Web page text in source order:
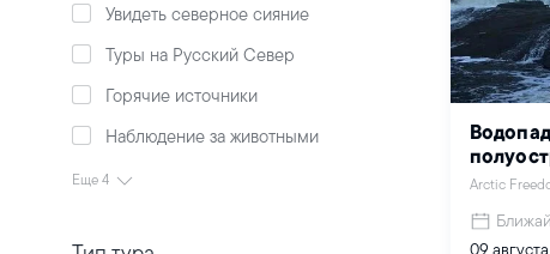
Увидеть северное сияние
Туры на Русский Север
Горячие источники
Наблюдение за животными
Еще 4 Arctic
09